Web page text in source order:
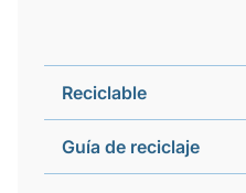
Reciclable
Guía de reciclaje